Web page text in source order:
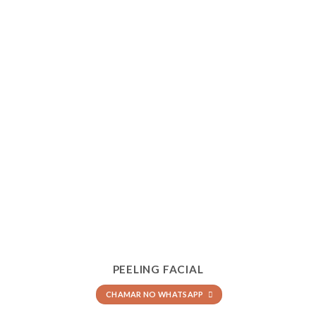
PEELING FACIAL
CHAMAR NO WHATSAPP